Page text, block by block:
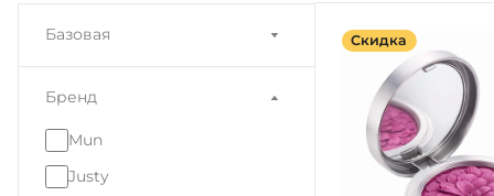
Базовая
Бренд
Mun
Justy
Скидка